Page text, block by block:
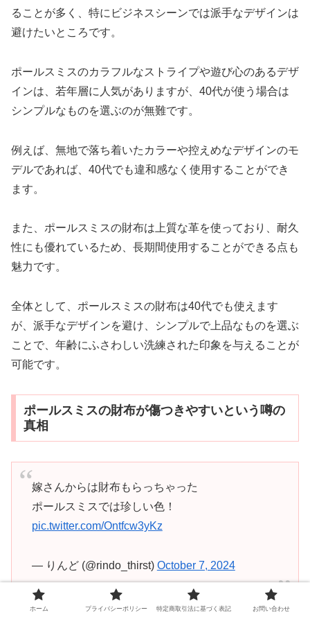
ることが多く、特にビジネスシーンでは派手なデザインは
避けたいところです。
ポールスミスのカラフルなストライプや遊び心のあるデザ
インは、若年層に人気がありますが、40代が使う場合は
シンプルなものを選ぶのが無難です。
例えば、無地で落ち着いたカラーや控えめなデザインのモ
デルであれば、40代でも違和感なく使用することができ
ます。
また、ポールスミスの財布は上質な革を使っており、耐久
性にも優れているため、長期間使用することができる点も
魅力です。
全体として、ポールスミスの財布は40代でも使えます
が、派手なデザインを避け、シンプルで上品なものを選ぶ
ことで、年齢にふさわしい洗練された印象を与えることが
可能です。
ポールスミスの財布が傷つきやすいという噂の
真相
嫁さんからは財布もらっちゃった
ポールスミスでは珍しい色！
pic.twitter.com/Ontfcw3yKz
— りんど (@rindo_thirst) October 7, 2024
ホーム プライバシーポリシー 特定商取引法に基づく表記 お問い合わせ